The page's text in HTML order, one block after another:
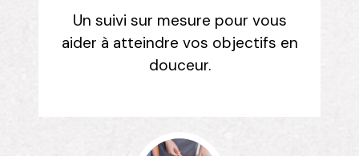
Un suivi sur mesure pour vous
aider à atteindre vos objectifs en
douceur.